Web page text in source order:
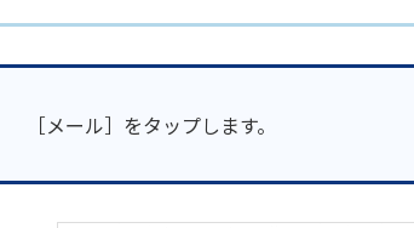
［メール］をタップします。